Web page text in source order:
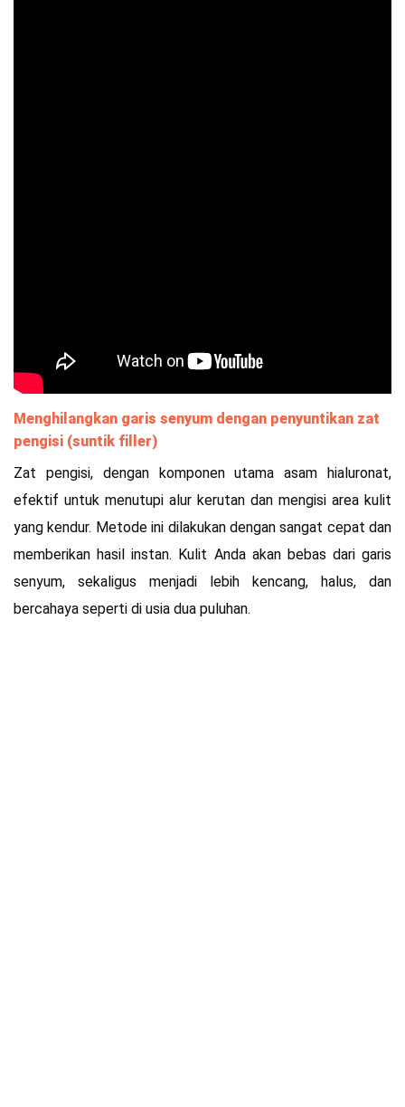
Menghilangkan garis senyum dengan penyuntikan zat
pengisi (suntik filler)
Zat pengisi, dengan komponen utama asam hialuronat,
efektif untuk menutupi alur kerutan dan mengisi area kulit
yang kendur. Metode ini dilakukan dengan sangat cepat dan
memberikan hasil instan. Kulit Anda akan bebas dari garis
senyum, sekaligus menjadi lebih kencang, halus, dan
bercahaya seperti di usia dua puluhan.